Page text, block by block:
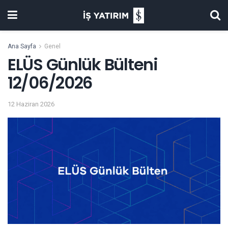
Ana Sayfa Genel
ELÜS Günlük Bülteni
12/06/2026
12 Haziran 2026